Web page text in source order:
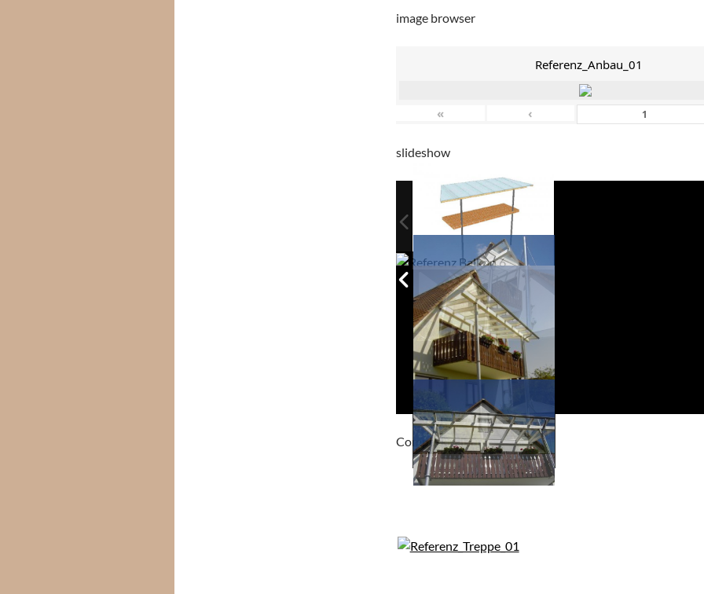
image browser
Referenz_Anbau_01
« ‹
slideshow
Compackt album